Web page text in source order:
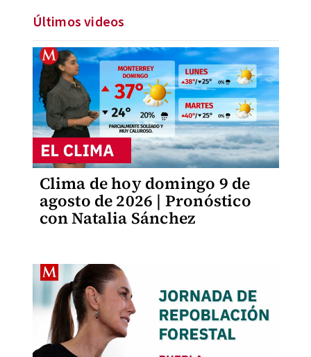
Últimos videos
Clima de hoy domingo 9 de
agosto de 2026 | Pronóstico
con Natalia Sánchez